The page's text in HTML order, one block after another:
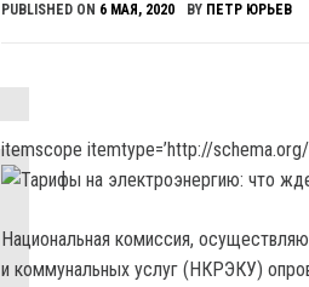
PUBLISHED ON 6 МАЯ, 2020 BY ПЕТР ЮРЬЕВ
itemscope itemtype=’http://
Национальная комиссия,
и коммунальных услуг (НКРЭКУ)